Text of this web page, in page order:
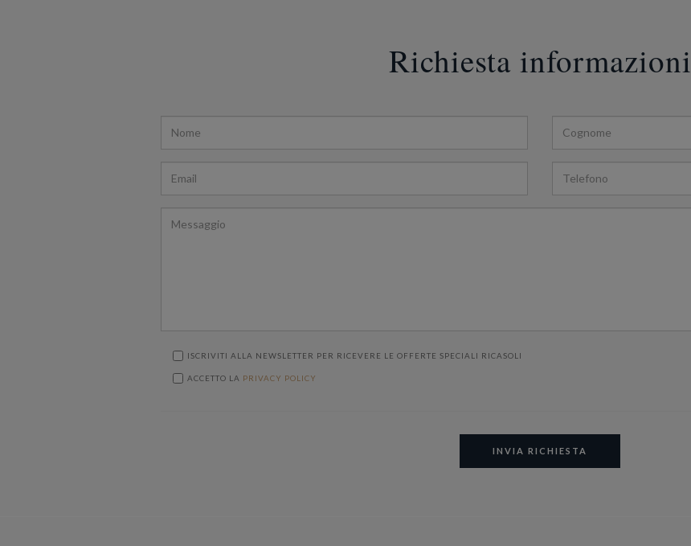
Richiesta informazioni
ISCRIVITI ALLA NEWSLETTER PER RICEVERE LE OFFERTE SPECIALI RICASOLI
ACCETTO LA PRIVACY POLICY
INVIA RICHIESTA